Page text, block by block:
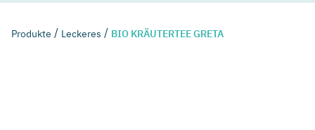
Produkte Leckeres BIO KRÄUTERTEE GRETA